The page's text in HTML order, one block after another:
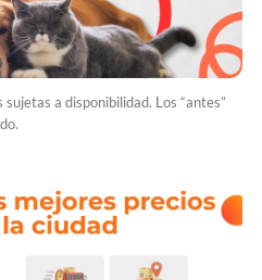
a disponibilidad. Los “antes”